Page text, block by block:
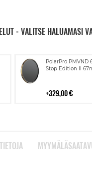
- VALITSE HALUAMASI
PolarPro PMVND
Stop Edition II
329,00 €
Lisää
ostoskoriin